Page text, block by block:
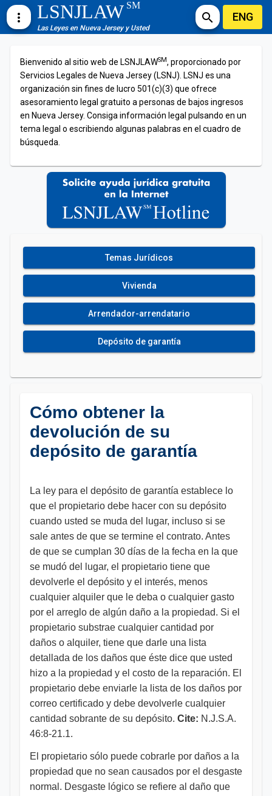
more_vert LSNJLAWSM
Las Leyes en Nueva Jersey y Usted
search ENG
Bienvenido al sitio web de LSNJLAWSM, proporcionado por
Servicios Legales de Nueva Jersey (LSNJ). LSNJ es una
organización sin fines de lucro 501(c)(3) que ofrece
asesoramiento legal gratuito a personas de bajos ingresos
en Nueva Jersey. Consiga información legal pulsando en un
tema legal o escribiendo algunas palabras en el cuadro de
búsqueda.
Temas Jurídicos
Vivienda
Arrendador-arrendatario
Depósito de garantía
Cómo obtener la
devolución de su
depósito de garantía
La ley para el depósito de garantía establece lo
que el propietario debe hacer con su depósito
cuando usted se muda del lugar, incluso si se
sale antes de que se termine el contrato. Antes
de que se cumplan 30 días de la fecha en la que
se mudó del lugar, el propietario tiene que
devolverle el depósito y el interés, menos
cualquier alquiler que le deba o cualquier gasto
por el arreglo de algún daño a la propiedad. Si el
propietario substrae cualquier cantidad por
daños o alquiler, tiene que darle una lista
detallada de los daños que éste dice que usted
hizo a la propiedad y el costo de la reparación. El
propietario debe enviarle la lista de los daños por
correo certificado y debe devolverle cualquier
cantidad sobrante de su depósito. Cite: N.J.S.A.
46:8-21.1.
El propietario sólo puede cobrarle por daños a la
propiedad que no sean causados por el desgaste
normal. Desgaste lógico se refiere al daño que